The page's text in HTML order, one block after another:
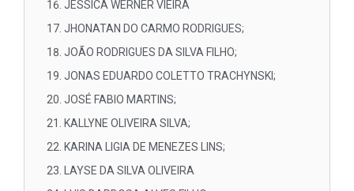
JESSICA WERNER VIEIRA
JHONATAN DO CARMO RODRIGUES;
JOÃO RODRIGUES DA SILVA FILHO;
JONAS EDUARDO COLETTO TRACHYNSKI;
JOSÉ FABIO MARTINS;
KALLYNE OLIVEIRA SILVA;
KARINA LIGIA DE MENEZES LINS;
LAYSE DA SILVA OLIVEIRA